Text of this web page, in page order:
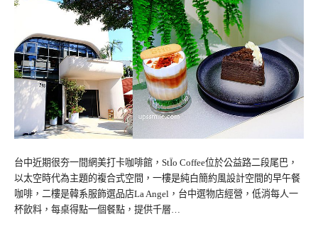
台中近期很夯一間網美打卡咖啡館，StÏo Coffee位於公益路二段尾巴，
以太空時代為主題的複合式空間，一樓是純白簡約風設計空間的早午餐
咖啡，二樓是韓系服飾選品店La Angel，台中選物店經營，低消每人一
杯飲料，每桌得點一個餐點，提供千層…